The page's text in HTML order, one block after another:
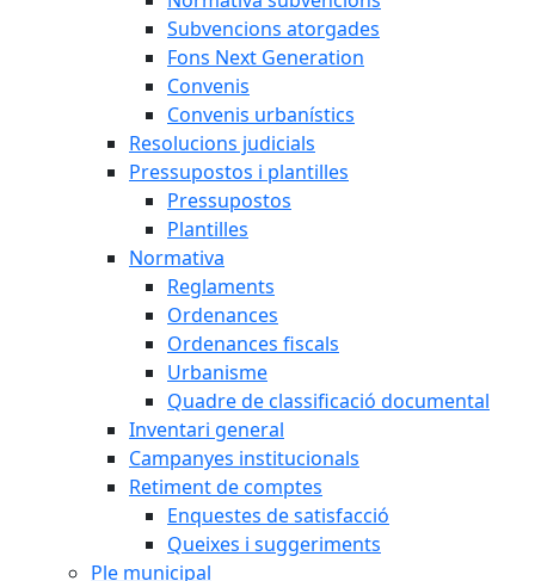
Subvencions atorgades
Fons Next Generation
Convenis
Convenis urbanístics
Resolucions judicials
Pressupostos i plantilles
Pressupostos
Plantilles
Normativa
Reglaments
Ordenances
Ordenances fiscals
Urbanisme
Quadre de classificació documental
Inventari general
Campanyes institucionals
Retiment de comptes
Enquestes de satisfacció
Queixes i suggeriments
Ple municipal